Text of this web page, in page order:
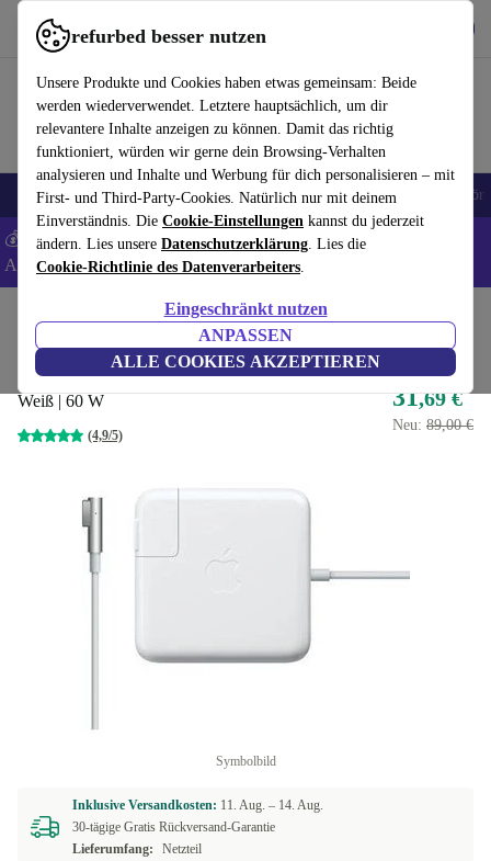
refurbed besser nutzen
Unsere Produkte und Cookies haben etwas gemeinsam: Beide
werden wiederverwendet. Letztere hauptsächlich, um dir
relevantere Inhalte anzeigen zu können. Damit das richtig
funktioniert, würden wir gerne dein Browsing-Verhalten
analysieren und Inhalte und Werbung für dich personalisieren – mit
First- und Third-Party-Cookies. Natürlich nur mit deinem
Einverständnis. Die Cookie-Einstellungen kannst du jederzeit
ändern. Lies unsere Datenschutzerklärung. Lies die
Cookie-Richtlinie des Datenverarbeiters.
Eingeschränkt nutzen
ANPASSEN
ALLE COOKIES AKZEPTIEREN
refurbed schnell und einfach nutzen
🎒 Back to school Handys Laptops Tablets Smartwatches Zubehör
💰 Extra -5% auf Samsung- und Google-Smartphones - Code:
ANDROID5 -AGB
Zubehör Apple Zubehör
Apple MagSafe Power Adapter
Weiß | 60 W
(4,9/5)
31,69 €
Neu: 89,00 €
Symbolbild
Inklusive Versandkosten: 11. Aug. – 14. Aug.
30-tägige Gratis Rückversand-Garantie
Lieferumfang:
Netzteil